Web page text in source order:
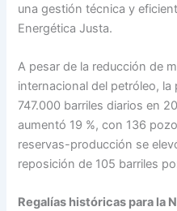
una gestión técnica y
Energética Justa.
A pesar de la reducción de
internacional del petróleo,
747.000 barriles diarios en
aumentó 19 %, con 136
reservas-producción se
reposición de 105 barriles
Regalías históricas para la